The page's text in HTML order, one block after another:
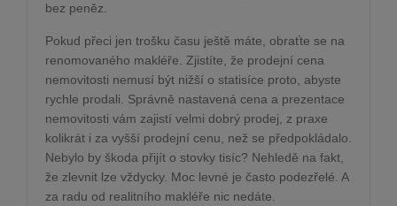
bez peněz.
Pokud přeci jen trošku času ještě máte, obraťte se na
renomovaného makléře. Zjistíte, že prodejní cena
nemovitosti nemusí být nižší o statisíce proto, abyste
rychle prodali. Správně nastavená cena a prezentace
nemovitosti vám zajistí velmi dobrý prodej, z praxe
kolikrát i za vyšší prodejní cenu, než se předpokládalo.
Nebylo by škoda přijít o stovky tisíc? Nehledě na fakt,
že zlevnit lze vždycky. Moc levné je často podezřelé. A
za radu od realitního makléře nic nedáte.